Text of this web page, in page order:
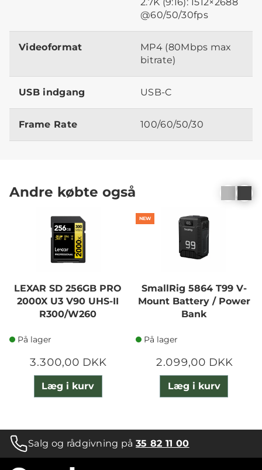
@60/50/30fps
Videoformat
MP4 (80Mbps max
bitrate)
USB indgang USB-C
Frame Rate 100/60/50/30
Andre købte også
LEXAR SD 256GB PRO
2000X U3 V90 UHS-II
R300/W260
På lager
3.300,00 DKK
Læg i kurv
NEW
SmallRig 5864 T99 V-
Mount Battery / Power
Bank
På lager
2.099,00 DKK
Læg i kurv
Salg og rådgivning på35 82 11 00